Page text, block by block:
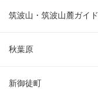
筑波山・筑波山麓ガイド
秋葉原
新御徒町